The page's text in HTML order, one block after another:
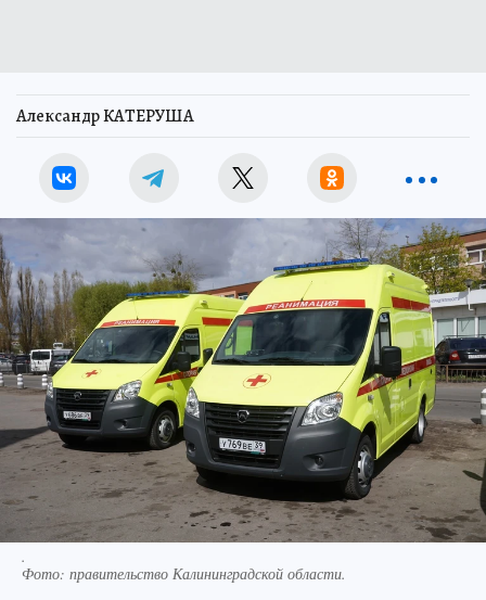
Александр КАТЕРУША
.
Фото: правительство Калининградской области.